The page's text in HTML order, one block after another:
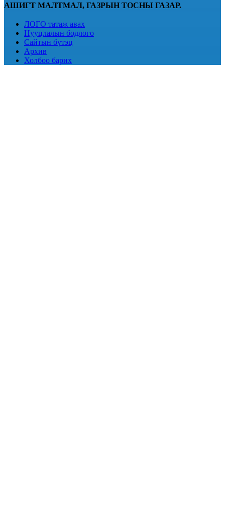
АШИГТ МАЛТМАЛ, ГАЗРЫН ТОСНЫ ГАЗАР.
ЛОГО татаж авах
Нууцлалын бодлого
Сайтын бүтэц
Архив
Холбоо барих